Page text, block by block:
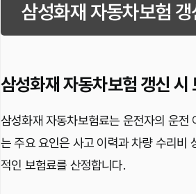
삼성화재 자동차보험
삼성화재 자동차보험 갱신 시
삼성화재 자동차보험료는 운전자의 운전
는 주요 요인은 사고 이력과 차량 수리비
적인 보험료를 산정합니다.